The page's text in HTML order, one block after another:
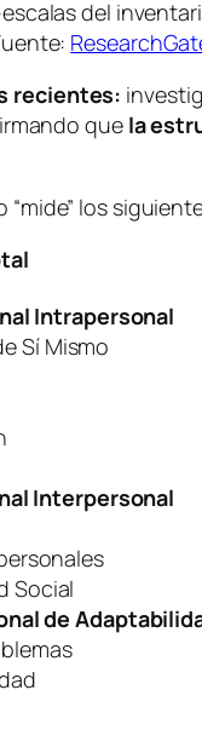
del
recientes:
que la
“mide” los
Intrapersonal
Sí Mismo
Interpersonal
Social
de